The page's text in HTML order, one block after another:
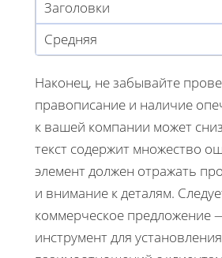
Заголовки
Средняя
Наконец, не забывайте
правописание и наличие
к вашей компании может
текст содержит множество
элемент должен отражать
и внимание к деталям.
коммерческое предложение
инструмент для